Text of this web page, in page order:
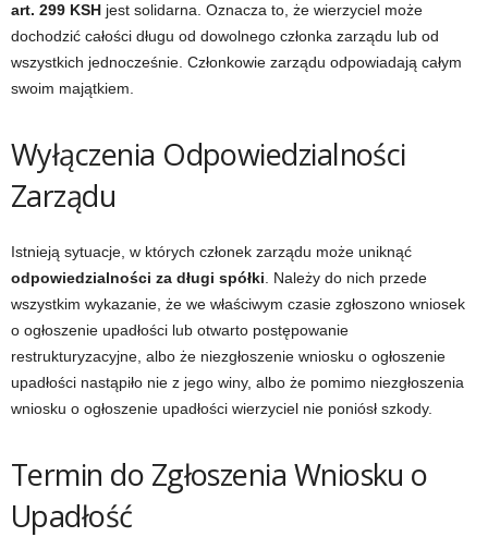
art. 299 KSH jest solidarna. Oznacza to, że wierzyciel może
dochodzić całości długu od dowolnego członka zarządu lub od
wszystkich jednocześnie. Członkowie zarządu odpowiadają całym
swoim majątkiem.
Wyłączenia Odpowiedzialności
Zarządu
Istnieją sytuacje, w których członek zarządu może uniknąć
odpowiedzialności za długi spółki . Należy do nich przede
wszystkim wykazanie, że we właściwym czasie zgłoszono wniosek
o ogłoszenie upadłości lub otwarto postępowanie
restrukturyzacyjne, albo że niezgłoszenie wniosku o ogłoszenie
upadłości nastąpiło nie z jego winy, albo że pomimo niezgłoszenia
wniosku o ogłoszenie upadłości wierzyciel nie poniósł szkody.
Termin do Zgłoszenia Wniosku o
Upadłość